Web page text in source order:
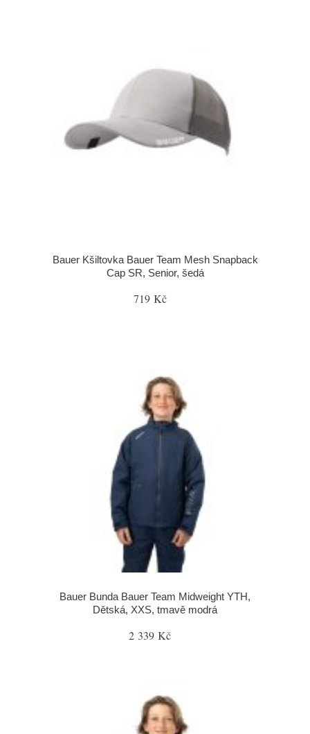
Bauer Kšiltovka Bauer Team Mesh Snapback
Cap SR, Senior, šedá
719 Kč
Bauer Bunda Bauer Team Midweight YTH,
Dětská, XXS, tmavě modrá
2 339 Kč